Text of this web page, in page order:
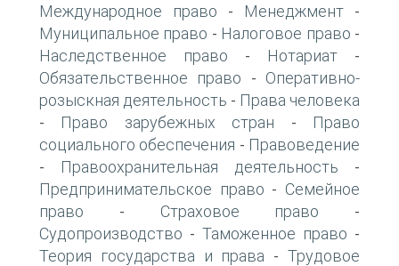
Международное право - Менеджмент -
Муниципальное право - Налоговое право -
Наследственное право - Нотариат -
Обязательственное право - Оперативно-
розыскная деятельность - Права человека
- Право зарубежных стран -
Право
социального обеспечения - Правоведение
- Правоохранительная деятельность -
Предпринимательское право - Семейное
право - Страховое право -
Судопроизводство - Таможенное право -
Теория государства и права -Трудовое